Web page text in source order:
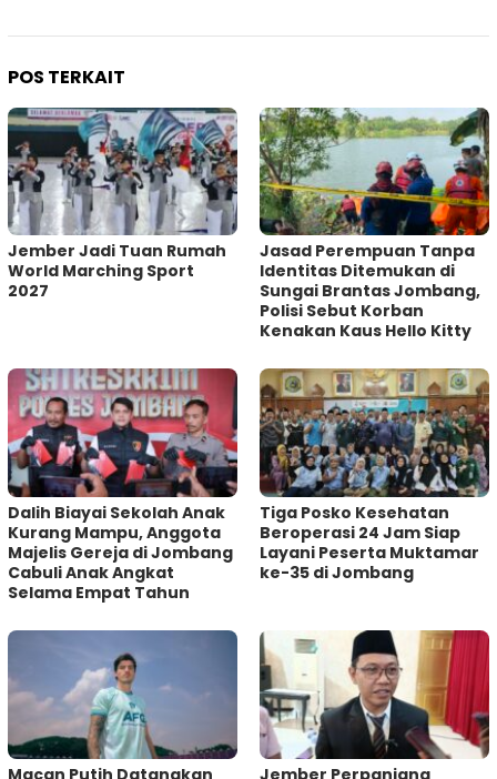
POS TERKAIT
Jember Jadi Tuan Rumah
World Marching Sport
2027
Jasad Perempuan Tanpa
Identitas Ditemukan di
Sungai Brantas Jombang,
Polisi Sebut Korban
Kenakan Kaus Hello Kitty
Dalih Biayai Sekolah Anak
Kurang Mampu, Anggota
Majelis Gereja di Jombang
Cabuli Anak Angkat
Selama Empat Tahun
Tiga Posko Kesehatan
Beroperasi 24 Jam Siap
Layani Peserta Muktamar
ke-35 di Jombang